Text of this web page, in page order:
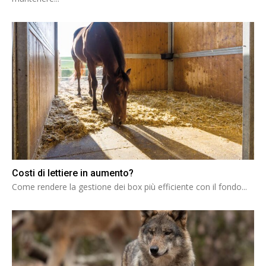
Costi di lettiere in aumento?
Come rendere la gestione dei box più efficiente con il fondo...